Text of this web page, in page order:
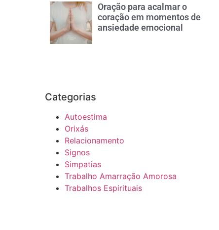
Oração para acalmar o
coração em momentos de
ansiedade emocional
Categorias
Autoestima
Orixás
Relacionamento
Signos
Simpatias
Trabalho Amarração Amorosa
Trabalhos Espirituais